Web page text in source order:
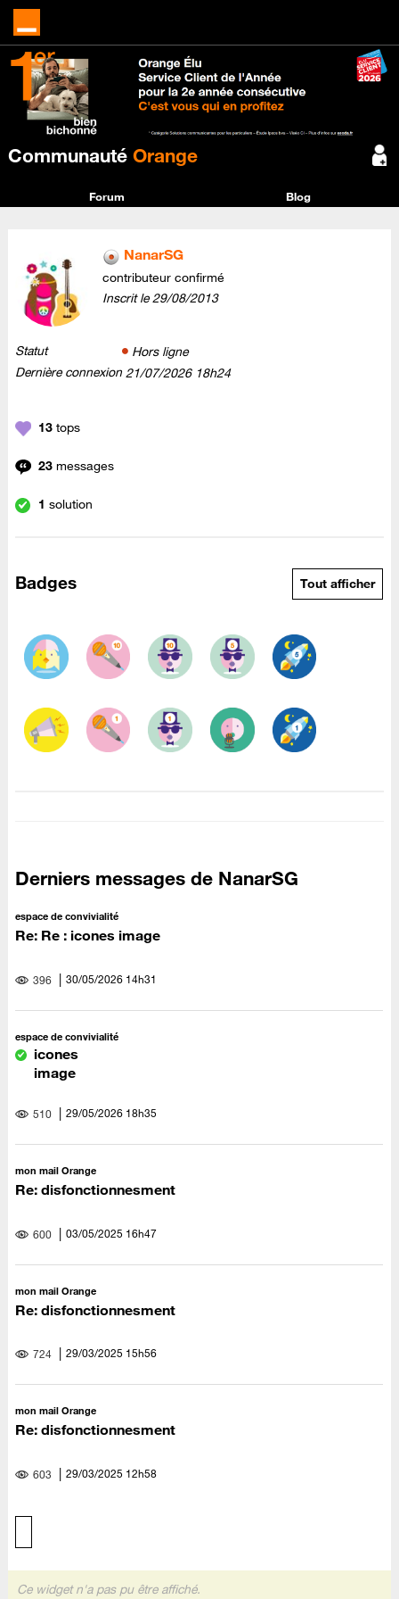
Communauté Orange
Forum Blog
NanarSG
contributeur confirmé
Inscrit le‎29/08/2013
Statut
Hors ligne
Dernière connexion ‎21/07/2026 18h24
13 tops
23 messages
1 solution
Badges Tout afficher
Derniers messages de NanarSG
espace de convivialité
Re: Re : icones image
396 ‎30/05/2026 14h31
espace de convivialité
icones
image
510 ‎29/05/2026 18h35
mon mail Orange
Re: disfonctionnesment
600 ‎03/05/2025 16h47
mon mail Orange
Re: disfonctionnesment
724 ‎29/03/2025 15h56
mon mail Orange
Re: disfonctionnesment
603 ‎29/03/2025 12h58
Ce widget n'a pas pu être affiché.